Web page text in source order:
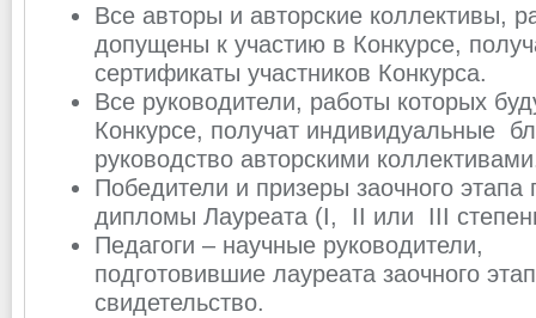
Все авторы и авторские коллективы,
допущены к участию в Конкурсе,
сертификаты участников Конкурса.
Все руководители, работы которых
Конкурсе, получат индивидуальные
руководство авторскими
Победители и призеры заочного
дипломы Лауреата (I, II или III
Педагоги – научные руководители,
подготовившие лауреата заочного
свидетельство.